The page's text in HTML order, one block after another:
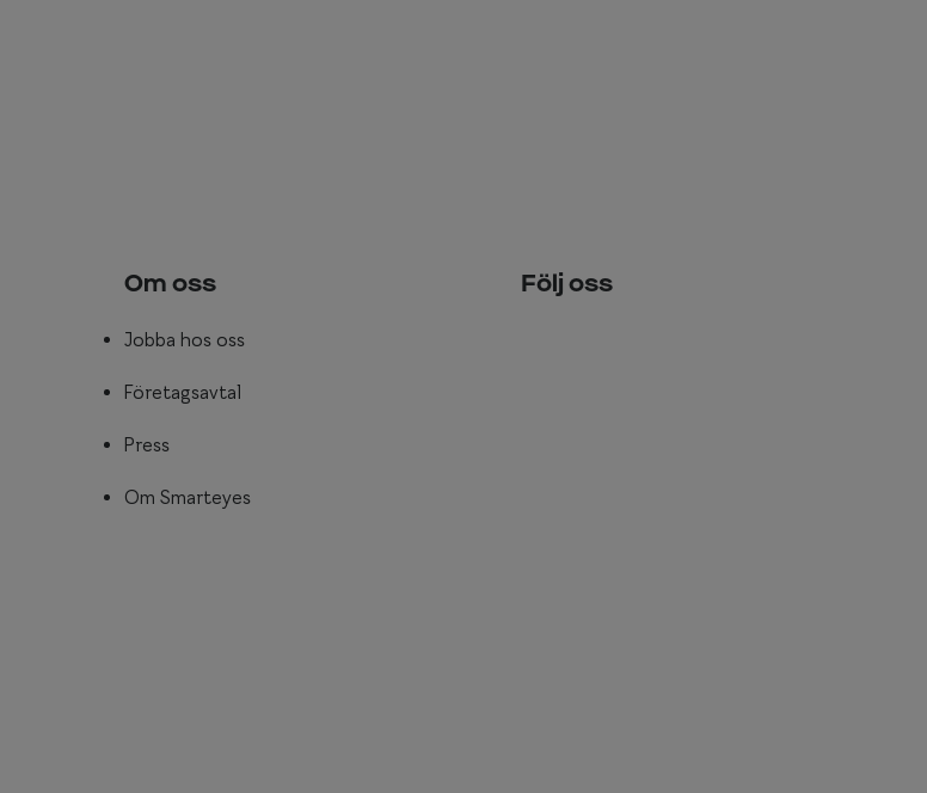
Om oss
Jobba hos oss
Företagsavtal
Press
Om Smarteyes
Följ oss